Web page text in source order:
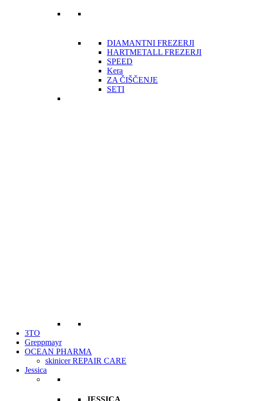
DIAMANTNI FREZERJI
HARTMETALL FREZERJI
SPEED
Kera
ZA ČIŠČENJE
SETI
3TO
Greppmayr
OCEAN PHARMA
skinicer REPAIR CARE
Jessica